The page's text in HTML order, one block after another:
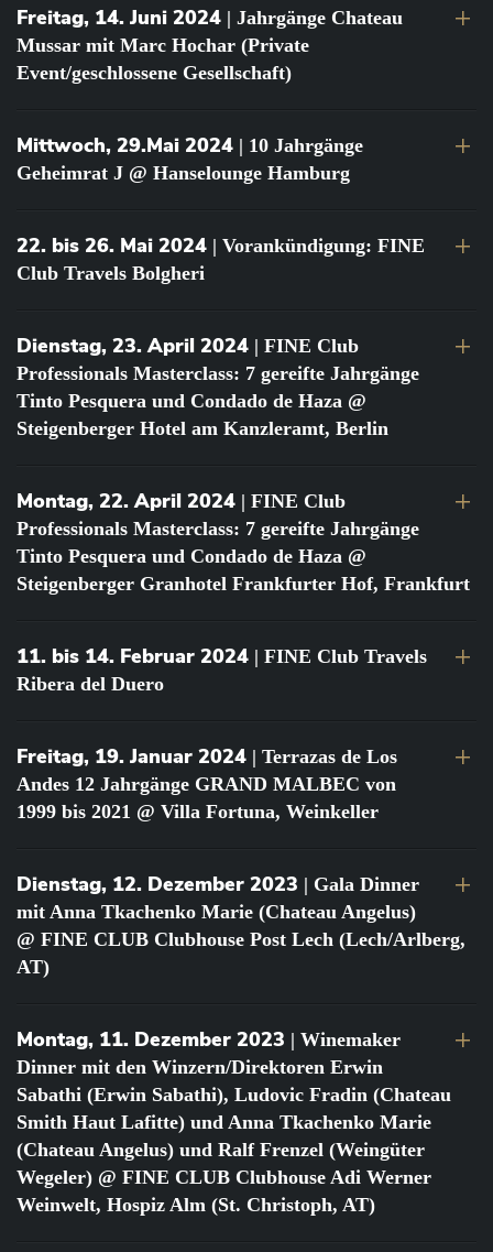
Freitag, 14. Juni 2024 | Jahrgänge Chateau
Mussar mit Marc Hochar (Private
Event/geschlossene Gesellschaft)
Mittwoch, 29.Mai 2024 | 10 Jahrgänge
Geheimrat J @ Hanselounge Hamburg
22. bis 26. Mai 2024 | Vorankündigung: FINE
Club Travels Bolgheri
Dienstag, 23. April 2024 | FINE Club
Professionals Masterclass: 7 gereifte Jahrgänge
Tinto Pesquera und Condado de Haza @
Steigenberger Hotel am Kanzleramt, Berlin
Montag, 22. April 2024 | FINE Club
Professionals Masterclass: 7 gereifte Jahrgänge
Tinto Pesquera und Condado de Haza @
Steigenberger Granhotel Frankfurter Hof, Frankfurt
11. bis 14. Februar 2024 | FINE Club Travels
Ribera del Duero
Freitag, 19. Januar 2024 | Terrazas de Los
Andes 12 Jahrgänge GRAND MALBEC von
1999 bis 2021 @ Villa Fortuna, Weinkeller
Dienstag, 12. Dezember 2023 | Gala Dinner
mit Anna Tkachenko Marie (Chateau Angelus)
@ FINE CLUB Clubhouse Post Lech (Lech/Arlberg,
AT)
Montag, 11. Dezember 2023 | Winemaker
Dinner mit den Winzern/Direktoren Erwin
Sabathi (Erwin Sabathi), Ludovic Fradin (Chateau
Smith Haut Lafitte) und Anna Tkachenko Marie
(Chateau Angelus) und Ralf Frenzel (Weingüter
Wegeler) @ FINE CLUB Clubhouse Adi Werner
Weinwelt, Hospiz Alm (St. Christoph, AT)